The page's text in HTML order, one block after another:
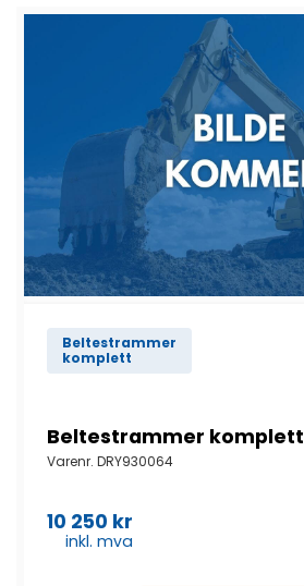
Beltestrammer
komplett
Beltestrammer komplett
Varenr. DRY930064
10 250 kr
inkl. mva